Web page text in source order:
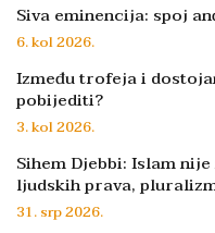
Siva eminencija: spoj
6. kol 2026.
Između trofeja i
pobijediti?
3. kol 2026.
Sihem Djebbi: Islam
ljudskih prava,
31. srp 2026.